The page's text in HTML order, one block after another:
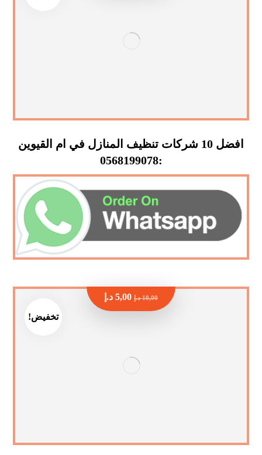
افضل 10 شركات تنظيف المنازل في ام القيوين
:0568199078
تخفيض!
10,00 د.إ 5,00 د.إ